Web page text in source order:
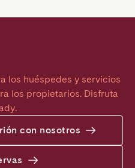
los huéspedes y servicios
los propietarios. Disfruta
con nosotros